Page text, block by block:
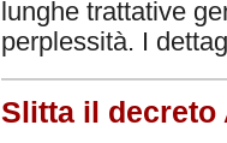
lunghe trattative
perplessità. I
Slitta il decreto